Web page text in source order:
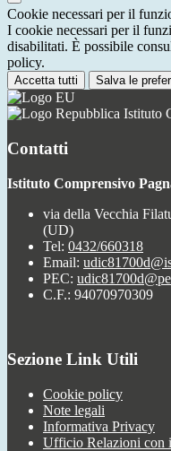
Cookie necessari per il
I cookie necessari per il
disabilitati. È possibile
policy.
Accetta tutti Salva le
Istituto
Contatti
Istituto Comprensivo
via della Vecchia
(UD)
Tel: 0432/660318
Email:
PEC:
C.F.: 94070970309
Sezione Link Utili
Cookie policy
Note legali
Informativa Privacy
Ufficio Relazioni con